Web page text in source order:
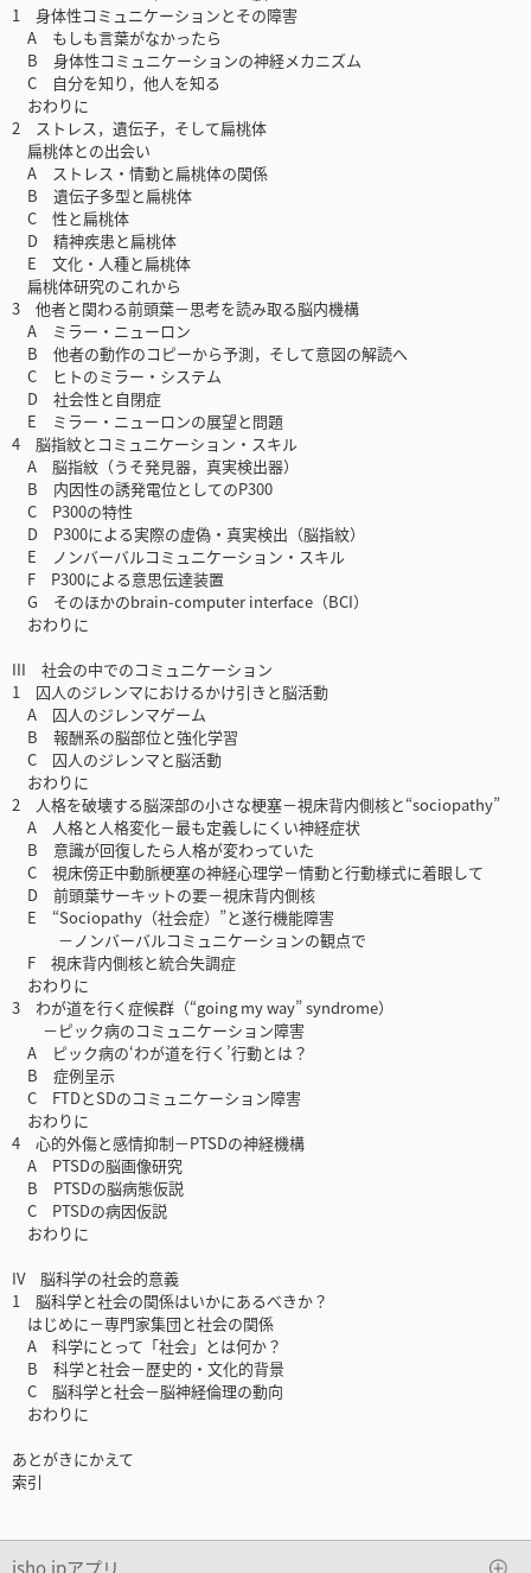
1 身体性コミュニケーションとその障害
A もしも言葉がなかったら
B 身体性コミュニケーションの神経メカニズム
C 自分を知り，他人を知る
おわりに
2 ストレス，遺伝子，そして扁桃体
扁桃体との出会い
A ストレス・情動と扁桃体の関係
B 遺伝子多型と扁桃体
C 性と扁桃体
D 精神疾患と扁桃体
E 文化・人種と扁桃体
扁桃体研究のこれから
3 他者と関わる前頭葉－思考を読み取る脳内機構
A ミラー・ニューロン
B 他者の動作のコピーから予測，そして意図の解読へ
C ヒトのミラー・システム
D 社会性と自閉症
E ミラー・ニューロンの展望と問題
4 脳指紋とコミュニケーション・スキル
A 脳指紋（うそ発見器，真実検出器）
B 内因性の誘発電位としてのP300
C P300の特性
D P300による実際の虚偽・真実検出（脳指紋）
E ノンバーバルコミュニケーション・スキル
F P300による意思伝達装置
G そのほかのbrain-computer interface（BCI）
おわりに
III 社会の中でのコミュニケーション
1 囚人のジレンマにおけるかけ引きと脳活動
A 囚人のジレンマゲーム
B 報酬系の脳部位と強化学習
C 囚人のジレンマと脳活動
おわりに
2 人格を破壊する脳深部の小さな梗塞－視床背内側核と“sociopathy”
A 人格と人格変化－最も定義しにくい神経症状
B 意識が回復したら人格が変わっていた
C 視床傍正中動脈梗塞の神経心理学－情動と行動様式に着眼して
D 前頭葉サーキットの要－視床背内側核
E “Sociopathy（社会症）”と遂行機能障害
－ノンバーバルコミュニケーションの観点で
F 視床背内側核と統合失調症
おわりに
3 わが道を行く症候群（“going my way” syndrome）
－ピック病のコミュニケーション障害
A ピック病の‘わが道を行く’行動とは？
B 症例呈示
C FTDとSDのコミュニケーション障害
おわりに
4 心的外傷と感情抑制－PTSDの神経機構
A PTSDの脳画像研究
B PTSDの脳病態仮説
C PTSDの病因仮説
おわりに
IV 脳科学の社会的意義
1 脳科学と社会の関係はいかにあるべきか？
はじめに－専門家集団と社会の関係
A 科学にとって「社会」とは何か？
B 科学と社会－歴史的・文化的背景
C 脳科学と社会－脳神経倫理の動向
おわりに
あとがきにかえて
索引
isho.jpアプリ